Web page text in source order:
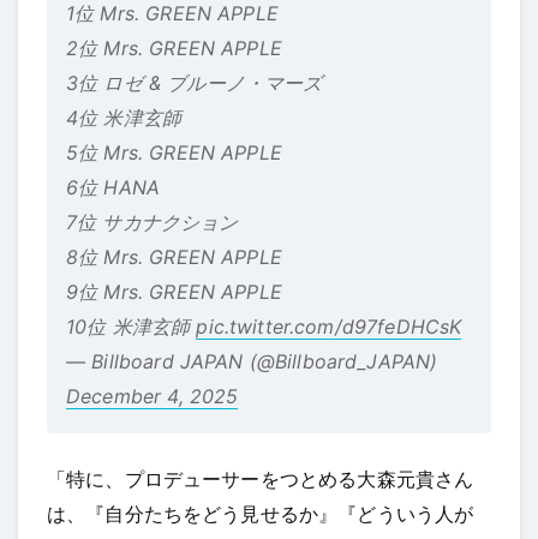
1位 Mrs. GREEN APPLE
2位 Mrs. GREEN APPLE
3位 ロゼ & ブルーノ・マーズ
4位 米津玄師
5位 Mrs. GREEN APPLE
6位 HANA
7位 サカナクション
8位 Mrs. GREEN APPLE
9位 Mrs. GREEN APPLE
10位 米津玄師pic.twitter.com/d97feDHCsK
— Billboard JAPAN (@Billboard_JAPAN)
December 4, 2025
「特に、プロデューサーをつとめる大森元貴さん
は、『自分たちをどう見せるか』『どういう人が